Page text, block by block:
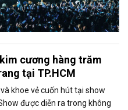
cương hàng trăm
tại TP.HCM
khoe vẻ cuốn hút tại show
được diễn ra trong không